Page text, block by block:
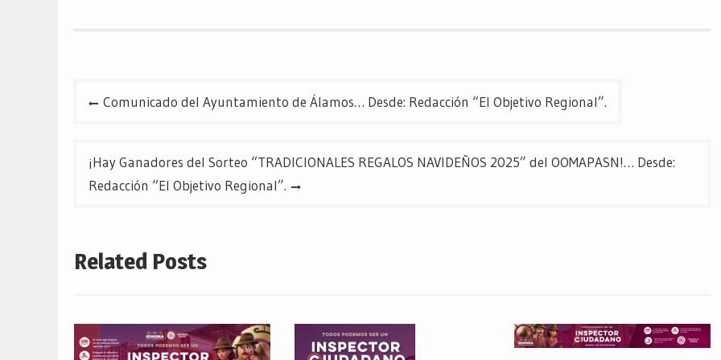
ventanaventanaventana
Navegación
entradas
Comunicado del Ayuntamiento de Álamos… Desde: Redacción “El Objetivo Regional”.
¡Hay Ganadores del Sorteo “TRADICIONALES REGALOS NAVIDEÑOS 2025” del OOMAPASN!… Desde:
Redacción “El Objetivo Regional”.
Related Posts